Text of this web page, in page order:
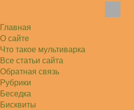
и сырую курочку, и…
Света
Советую простой рецепт
бабушки, на 5 минут…
Главная
О сайте
Что такое мультиварка
Все статьи сайта
Обратная связь
Рубрики
Беседка
Бисквиты